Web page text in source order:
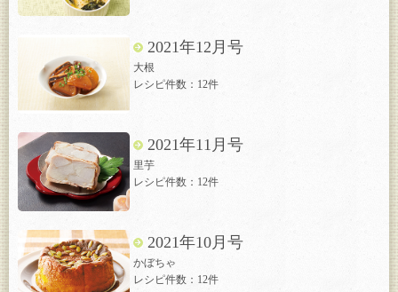
2021年12月号
大根
レシピ件数：12件
2021年11月号
里芋
レシピ件数：12件
2021年10月号
かぼちゃ
レシピ件数：12件